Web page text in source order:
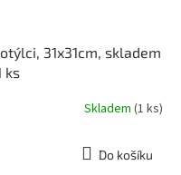
31x31cm, skladem
ks
Skladem (1 ks)
Do košíku